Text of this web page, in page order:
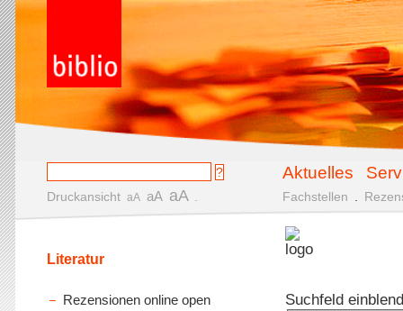
Aktuelles
Druckansicht aA aA aA Fachstellen
Suchfeld
Literatur
Rezensionen online open